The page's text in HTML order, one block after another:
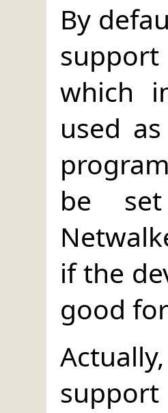
By
which
used
be
if the
good